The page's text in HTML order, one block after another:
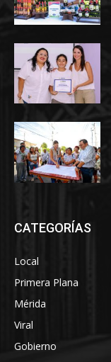
CATEGORÍAS
Local
Primera Plana
Mérida
Viral
Gobierno